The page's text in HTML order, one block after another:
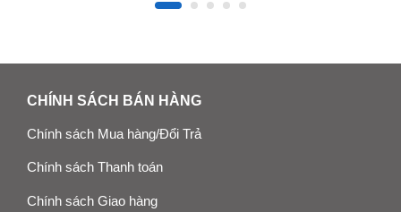
CHÍNH SÁCH BÁN HÀNG
Chính sách Mua hàng/Đổi Trả
Chính sách Thanh toán
Chính sách Giao hàng